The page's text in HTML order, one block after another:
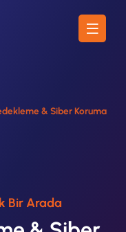
& Siber Koruma
Bir Arada